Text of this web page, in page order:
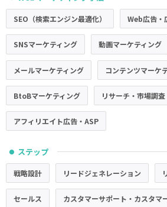
SEO（検索エンジン最適化） Web広告・
SNSマーケティング 動画マーケティング
メールマーケティング コンテンツマーケ
BtoBマーケティング リサーチ・市場調査
アフィリエイト広告・ASP
● ステップ
戦略設計 リードジェネレーション
セールス カスタマーサポート・カスタマ